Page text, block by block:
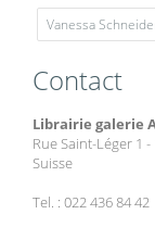
Vanessa
Contact
Librairie galerie
Rue Saint-Léger 1
Suisse
Tel. : 022 436 84 42